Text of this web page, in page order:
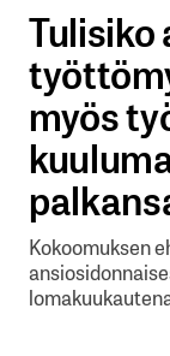
Tulisiko
myös
Kokoomuksen